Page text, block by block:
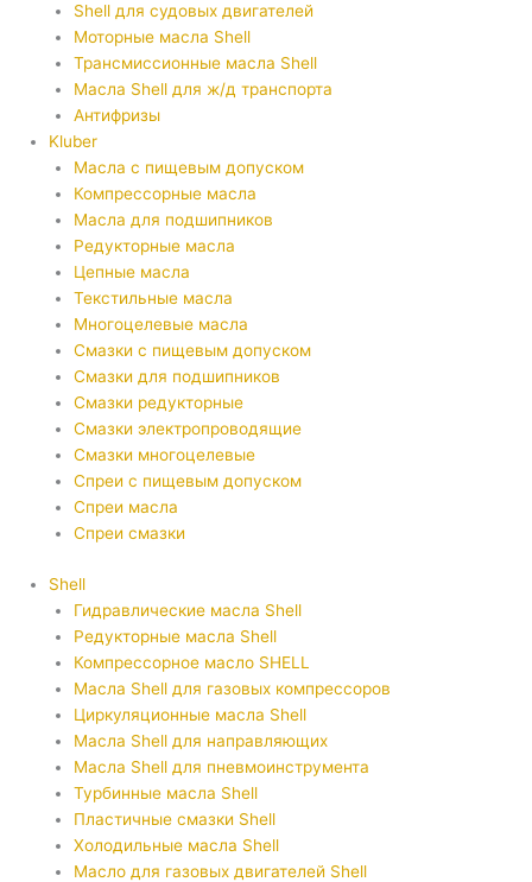
Shell для судовых двигателей
Моторные масла Shell
Трансмиссионные масла Shell
Масла Shell для ж/д транспорта
Антифризы
Kluber
Масла с пищевым допуском
Компрессорные масла
Масла для подшипников
Редукторные масла
Цепные масла
Текстильные масла
Многоцелевые масла
Смазки с пищевым допуском
Смазки для подшипников
Смазки редукторные
Смазки электропроводящие
Смазки многоцелевые
Спреи с пищевым допуском
Спреи масла
Спреи смазки
Shell
Гидравлические масла Shell
Редукторные масла Shell
Компрессорное масло SHELL
Масла Shell для газовых компрессоров
Циркуляционные масла Shell
Масла Shell для направляющих
Масла Shell для пневмоинструмента
Турбинные масла Shell
Пластичные смазки Shell
Холодильные масла Shell
Масло для газовых двигателей Shell